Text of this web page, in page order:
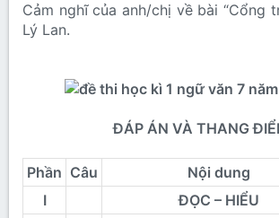
Cảm nghĩ của anh/chị về bài “Cổng
Lý Lan.
ĐÁP ÁN VÀ THANG
Phần Câu Nội dung
I
ĐỌC – HIỂU